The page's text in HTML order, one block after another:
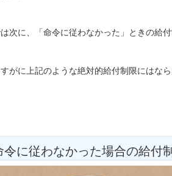
次に、「命令に従わなかった」ときの給
がに上記のような絶対的給付制限にはな
令に従わなかった場合の給付